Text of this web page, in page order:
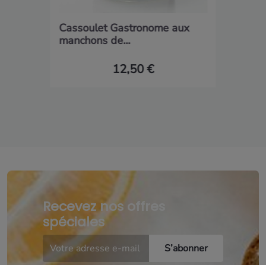
Cassoulet Gastronome aux
manchons de...
12,50 €
Recevez nos offres
spéciales